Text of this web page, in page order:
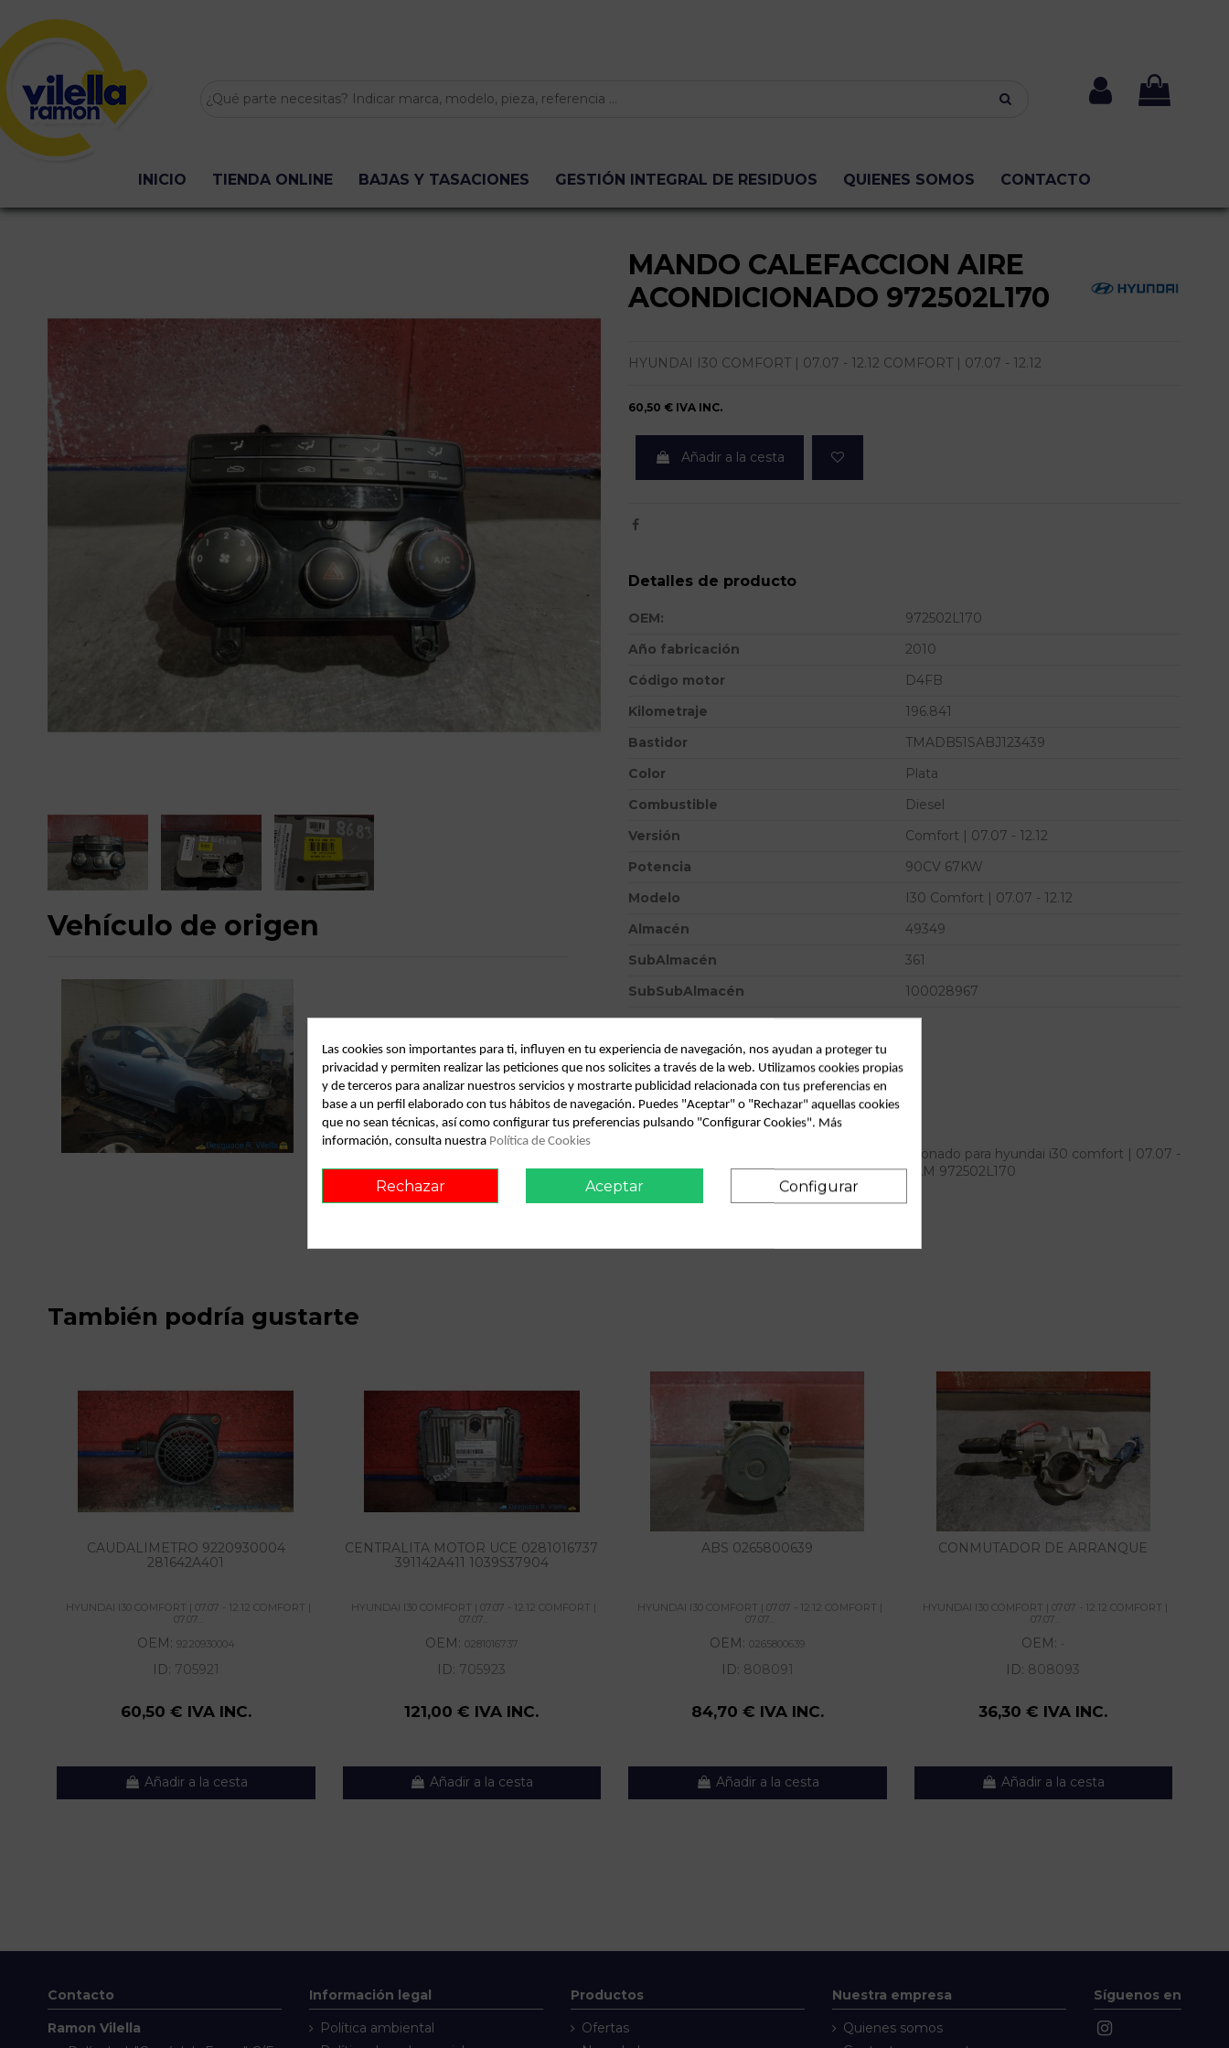
INICIO TIENDA ONLINE BAJAS Y TASACIONES GESTIÓN INTEGRAL DE RESIDUOS QUIENES SOMOS CONTACTO
Vehículo de origen
Consult vehicle of origin
MANDO CALEFACCION AIRE
ACONDICIONADO 972502L170
HYUNDAI I30 COMFORT | 07.07 - 12.12 COMFORT | 07.07 - 12.12
60,50 € IVA INC.
Añadir a la cesta
Detalles de producto
OEM:
972502L170
Año fabricación
2010
Código motor
D4FB
Kilometraje
196.841
Bastidor
TMADB51SABJ123439
Color
Plata
Combustible
Diesel
Versión
Comfort | 07.07 - 12.12
Potencia
90CV 67KW
Modelo
I30 Comfort | 07.07 - 12.12
Almacén
49349
SubAlmacén
361
SubSubAlmacén
100028967
Fecha disponible: 2022-04-05
Descripción
Recambio de mando calefaccion aire acondicionado para hyundai i30 comfort | 07.07 -
12.12 comfort | 07.07 - 12.12 referencia OEM IAM 972502L170
También podría gustarte
CAUDALIMETRO 9220930004
281642A401
HYUNDAI I30 COMFORT | 07.07 - 12.12 COMFORT |
07.07...
OEM: 9220930004
ID: 705921
60,50 € IVA INC.
Añadir a la cesta
CENTRALITA MOTOR UCE 0281016737
391142A411 1039S37904
HYUNDAI I30 COMFORT | 07.07 - 12.12 COMFORT |
07.07...
OEM: 0281016737
ID: 705923
121,00 € IVA INC.
Añadir a la cesta
ABS 0265800639
HYUNDAI I30 COMFORT | 07.07 - 12.12 COMFORT |
07.07...
OEM:0265800639
ID: 808091
84,70 € IVA INC.
Añadir a la cesta
CONMUTADOR DE ARRANQUE
HYUNDAI I30 COMFORT | 07.07 - 12.12 COMFORT |
07.07...
OEM: -
ID: 808093
36,30 € IVA INC.
Añadir a la cesta
Contacto
Ramon Vilella
Información legal
Política ambiental
Productos
Ofertas
Nuestra empresa
Quienes somos
Síguenos en
Las cookies son importantes para ti, influyen en tu experiencia de navegación, nos ayudan a proteger tu
privacidad y permiten realizar las peticiones que nos solicites a través de la web. Utilizamos cookies propias
y de terceros para analizar nuestros servicios y mostrarte publicidad relacionada con tus preferencias en
base a un perfil elaborado con tus hábitos de navegación. Puedes "Aceptar" o "Rechazar" aquellas cookies
que no sean técnicas, así como configurar tus preferencias pulsando "Configurar Cookies". Más
información, consulta nuestra Política de Cookies
Rechazar Aceptar Configurar